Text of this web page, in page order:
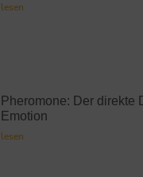
lesen
Pheromone: Der direkte
Emotion
lesen